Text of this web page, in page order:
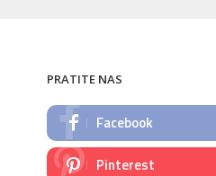
PRATITE NAS
Facebook
Pinterest